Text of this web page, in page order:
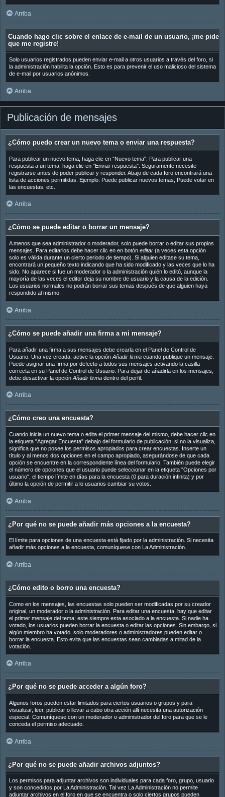
Arriba
Cuando hago clic sobre el enlace de e-mail de un usuario, ¡me pide
que me registre!
Solo usuarios registrados pueden enviar e-mail a otros usuarios a través del foro, si
la administración habilita la opción. Esto es para prevenir el uso malicioso del sistema
de e-mail por usuarios anónimos.
Arriba
Publicación de mensajes
¿Cómo puedo crear un nuevo tema o enviar una respuesta?
Para publicar un nuevo tema, haga clic en "Nuevo tema". Para publicar una
respuesta a un tema, haga clic en "Enviar respuesta". Seguramente necesite
registrarse antes de poder publicar y responder. Abajo de cada foro encontrará una
lista de acciones permitidas. Ejemplo: Puede publicar nuevos temas, Puede votar en
las encuestas, etc.
Arriba
¿Cómo se puede editar o borrar un mensaje?
A menos que sea administrador o moderador, solo puede borrar o editar sus propios
mensajes. Para editarlos debe hacer clic en en botón editar(a veces esta opción
solo es válida durante un cierto periodo de tiempo). Si alguien editase su tema,
encontrará un pequeño texto indicando que ha sido modificado y las veces que lo ha
sido. No aparece si fue un moderador o la administración quién lo editó, aunque la
mayoría de las veces el editor deja su nombre de usuario y la causa de la edición.
Los usuarios normales no podrán borrar sus temas después de que alguien haya
respondido al mismo.
Arriba
¿Cómo se puede añadir una firma a mi mensaje?
Para añadir una firma a sus mensajes debe crearla en el Panel de Control de
Usuario. Una vez creada, active la opción Añadir firmacuando publique un mensaje.
Puede asignar una firma por defecto a todos sus mensajes activando la casilla
correcta en su Panel de Control de Usuario. Para dejar de añadirla en los mensajes,
debe desactivar la opción Añadir firmadentro del perfil.
Arriba
¿Cómo creo una encuesta?
Cuando inicia un nuevo tema o edita el primer mensaje del mismo, debe hacer clic en
la etiqueta "Agregar Encuesta" debajo del formulario de publicación; si no la visualiza,
significa que no posee los permisos apropiados para crear encuestas. Inserte un
título y al menos dos opciones en el campo apropiado, asegurándose de que cada
opción se encuentre en la correspondiente línea del formulario. También puede elegir
el número de opciones que el usuario puede seleccionar en la etiqueta "Opciones por
usuario", el tiempo límite en días para la encuesta (0 para duración infinita) y por
último la opción de permitir a lo usuarios cambiar su votos.
Arriba
¿Por qué no se puede añadir más opciones a la encuesta?
El límite para opciones de una encuesta está fijado por la administración. Si necesita
añadir más opciones a la encuesta, comuníquese con La Administración.
Arriba
¿Cómo edito o borro una encuesta?
Como en los mensajes, las encuestas solo pueden ser modificadas por su creador
original, un moderador o la administración. Para editar una encuesta, hay que editar
el primer mensaje del tema; este siempre esta asociado a la encuesta. Si nadie ha
votado, los usuarios pueden borrar la encuesta o editar las opciones. Sin embargo, si
algún miembro ha votado, solo moderadores o administradores pueden editar o
borrar la encuesta. Esto evita que las encuestas sean cambiadas a mitad de la
votación.
Arriba
¿Por qué no se puede acceder a algún foro?
Algunos foros pueden estar limitados para ciertos usuarios o grupos y para
visualizar, leer, publicar o llevar a cabo otra acción allí necesita una autorización
especial. Comuníquese con un moderador o administrador del foro para que se le
conceda el permiso adecuado.
Arriba
¿Por qué no se puede añadir archivos adjuntos?
Los permisos para adjuntar archivos son individuales para cada foro, grupo, usuario
y son concedidos por La Administración. Tal vez La Administración no permite
adjuntar archivos en el foro en que se encuentra o solo ciertos grupos pueden